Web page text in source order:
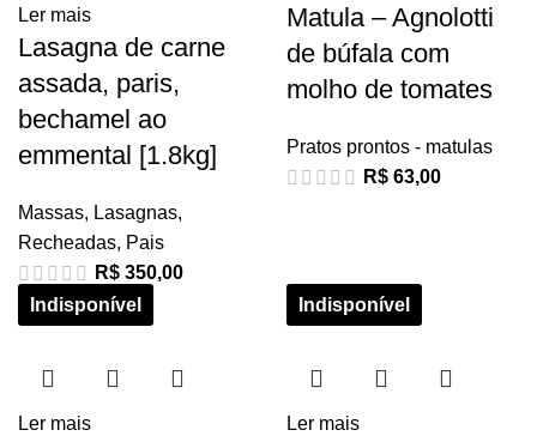
Ler mais
Lasagna de carne
assada, paris,
bechamel ao
emmental [1.8kg]
Massas, Lasagnas,
Recheadas, Pais
R$ 350,00
Matula – Agnolotti
de búfala com
molho de tomates
Pratos prontos - matulas
R$ 63,00
Ler mais Ler mais